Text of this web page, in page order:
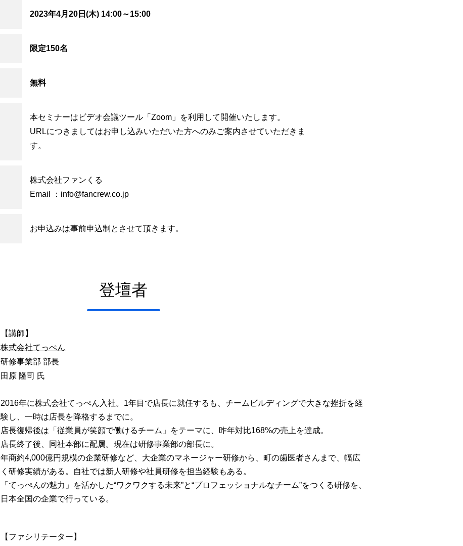
2023年4月20日(木) 14:00～15:00
限定150名
無料
本セミナーはビデオ会議ツール「Zoom」を利用して開催いたします。
URLにつきましてはお申し込みいただいた方へのみご案内させていただきま
す。
株式会社ファンくる
Email ： info@fancrew.co.jp
お申込みは事前申込制とさせて頂きます。
登壇者
【講師】
株式会社てっぺん
研修事業部 部⻑
⽥原 隆司 氏
2016年に株式会社てっぺん⼊社。1年⽬で店⻑に就任するも、チームビルディングで⼤きな挫折を経
験し、⼀時は店⻑を降格するまでに。
店⻑復帰後は「従業員が笑顔で働けるチーム」をテーマに、昨年対⽐168%の売上を達成。
店⻑終了後、同社本部に配属。現在は研修事業部の部⻑に。
年商約4,000億円規模の企業研修など、⼤企業のマネージャー研修から、町の⻭医者さんまで、幅広
く研修実績がある。⾃社では新⼈研修や社員研修を担当経験もある。
「てっぺんの魅⼒」を活かした“ワクワクする未来”と“プロフェッショナルなチーム”をつくる研修を、
⽇本全国の企業で⾏っている。
【ファシリテーター】